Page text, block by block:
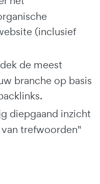
(inclusief
de meest
branche op basis
diepgaand inzicht
trefwoorden"